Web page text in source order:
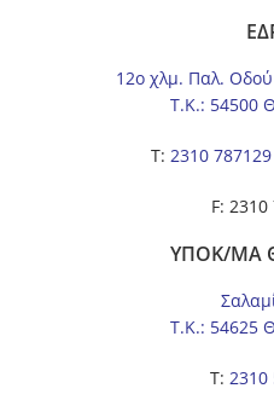
12ο χλμ. Παλ. Οδού
Τ.Κ.: 54500
Τ: 2310 787129
F: 2310
ΥΠΟΚ/ΜΑ
Τ.Κ.: 54625
Τ: 2310